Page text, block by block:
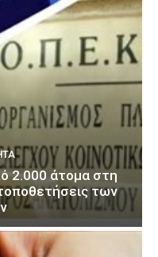
2.000 άτομα στη
των